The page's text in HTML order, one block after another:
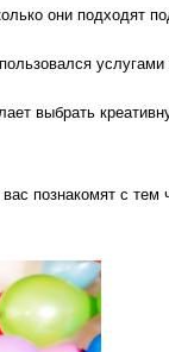
они подходят
выбрать
познакомят с